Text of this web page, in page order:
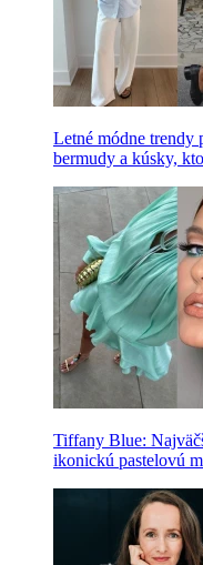
Letné módne trendy
bermudy a kúsky,
Tiffany Blue:
ikonickú pastelovú